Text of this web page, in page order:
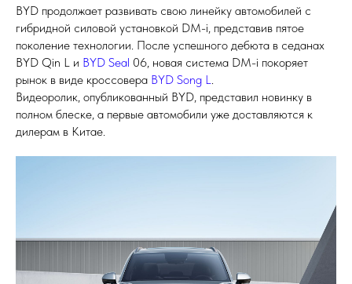
BYD продолжает развивать свою линейку автомобилей с
гибридной силовой установкой DM-i, представив пятое
поколение технологии. После успешного дебюта в седанах
BYD Qin L и BYD Seal 06, новая система DM-i покоряет
рынок в виде кроссовера BYD Song L.
Видеоролик, опубликованный BYD, представил новинку в
полном блеске, а первые автомобили уже доставляются к
дилерам в Китае.